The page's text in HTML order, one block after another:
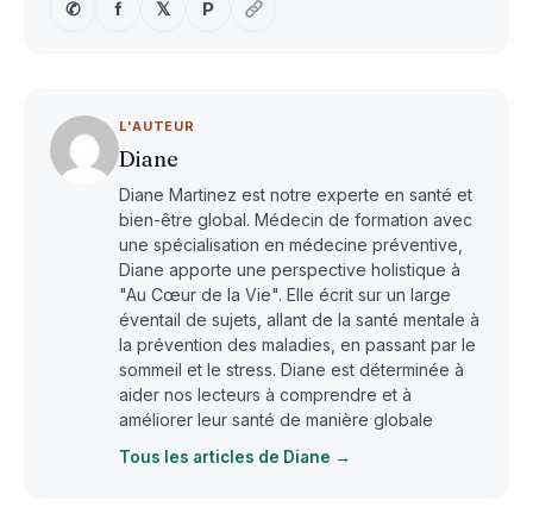
✆ f 𝕏 P
L'AUTEUR
Diane
Diane Martinez est notre experte en santé et
bien-être global. Médecin de formation avec
une spécialisation en médecine préventive,
Diane apporte une perspective holistique à
"Au Cœur de la Vie". Elle écrit sur un large
éventail de sujets, allant de la santé mentale à
la prévention des maladies, en passant par le
sommeil et le stress. Diane est déterminée à
aider nos lecteurs à comprendre et à
améliorer leur santé de manière globale
Tous les articles de Diane →